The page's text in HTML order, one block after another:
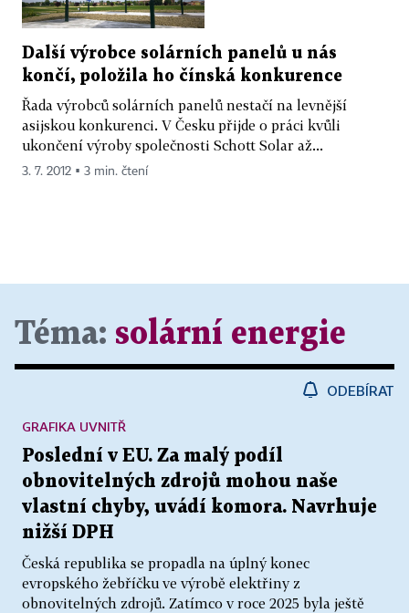
Další výrobce solárních panelů u nás
končí, položila ho čínská konkurence
Řada výrobců solárních panelů nestačí na levnější
asijskou konkurenci. V Česku přijde o práci kvůli
ukončení výroby společnosti Schott Solar až...
3. 7. 2012 ▪ 3 min. čtení
Téma: solární energie
ODEBÍRAT
Poslední v EU. Za malý podíl
obnovitelných zdrojů mohou naše
vlastní chyby, uvádí komora. Navrhuje
nižší DPH
Česká republika se propadla na úplný konec
evropského žebříčku ve výrobě elektřiny z
obnovitelných zdrojů. Zatímco v roce 2025 byla ještě
GRAFIKA UVNITŘ